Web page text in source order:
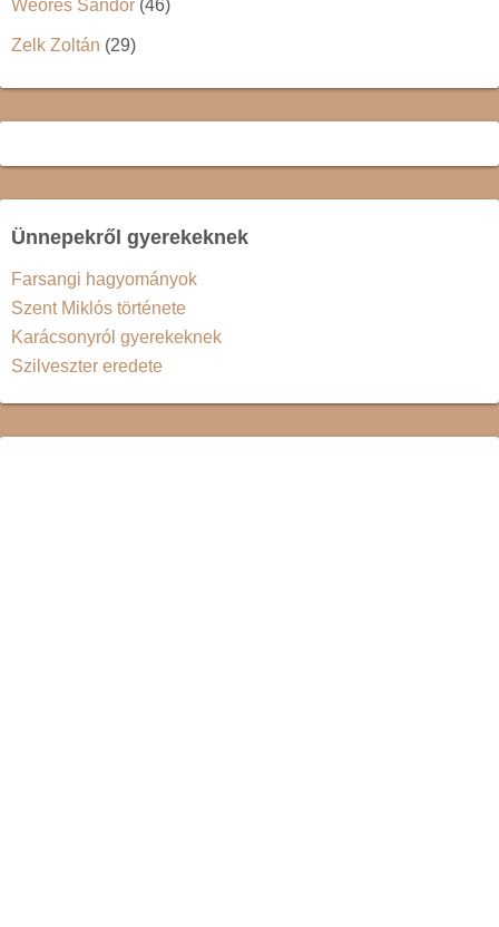
Weöres Sándor (46)
Zelk Zoltán (29)
Ünnepekről gyerekeknek
Farsangi hagyományok
Szent Miklós története
Karácsonyról gyerekeknek
Szilveszter eredete